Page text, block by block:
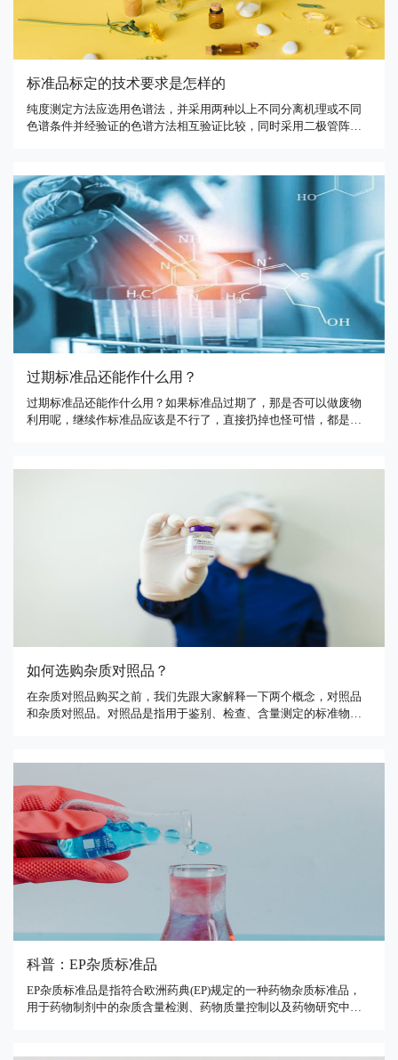
标准品标定的技术要求是怎样的
纯度测定方法应选用色谱法，并采用两种以上不同分离机理或不同
色谱条件并经验证的色谱方法相互验证比较，同时采用二极管阵列
药物，对照品(标准品)标定方法宜可进行等当量换算、精密度高 …
过期标准品还能作什么用？
过期标准品还能作什么用？如果标准品过期了，那是否可以做废物
利用呢，继续作标准品应该是不行了，直接扔掉也怪可惜，都是银
比如，做农药代谢研究用，一般的分析如果不需要太准确的定量也
如何选购杂质对照品？
在杂质对照品购买之前，我们先跟大家解释一下两个概念，对照品
和杂质对照品。对照品是指用于鉴别、检查、含量测定的标准物
应未完全，在精制的时候未能完全除去的杂质，包括起始物料、中
科普：EP杂质标准品
EP杂质标准品是指符合欧洲药典(EP)规定的一种药物杂质标准品，
用于药物制剂中的杂质含量检测、药物质量控制以及药物研究中的